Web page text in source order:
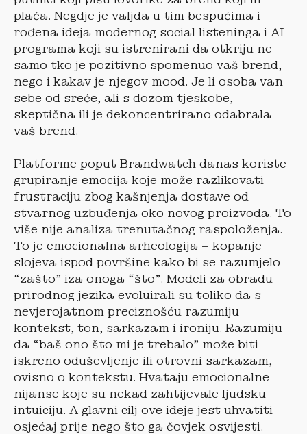
plaća. Negdje je valjda u tim bespućima i
rođena ideja modernog social listeninga i AI
programa koji su istrenirani da otkriju ne
samo tko je pozitivno spomenuo vaš brend,
nego i kakav je njegov mood. Je li osoba van
sebe od sreće, ali s dozom tjeskobe,
skeptična ili je dekoncentrirano odabrala
vaš brend.
Platforme poput Brandwatch danas koriste
grupiranje emocija koje može razlikovati
frustraciju zbog kašnjenja dostave od
stvarnog uzbuđenja oko novog proizvoda. To
više nije analiza trenutačnog raspoloženja.
To je emocionalna arheologija – kopanje
slojeva ispod površine kako bi se razumjelo
“zašto” iza onoga “što”. Modeli za obradu
prirodnog jezika evoluirali su toliko da s
nevjerojatnom preciznošću razumiju
kontekst, ton, sarkazam i ironiju. Razumiju
da “baš ono što mi je trebalo” može biti
iskreno oduševljenje ili otrovni sarkazam,
ovisno o kontekstu. Hvataju emocionalne
nijanse koje su nekad zahtijevale ljudsku
intuiciju. A glavni cilj ove ideje jest uhvatiti
osjećaj prije nego što ga čovjek osvijesti.